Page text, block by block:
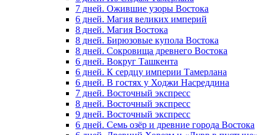
7 дней. Ожившие узоры Востока
6 дней. Магия великих империй
8 дней. Магия Востока
8 дней. Бирюзовые купола Востока
8 дней. Сокровища древнего Востока
6 дней. Вокруг Ташкента
6 дней. К сердцу империи Тамерлана
6 дней. В гостях у Ходжи Насреддина
7 дней. Восточный экспресс
8 дней. Восточный экспресс
9 дней. Восточный экспресс
6 дней. Семь озёр и древние города Востока